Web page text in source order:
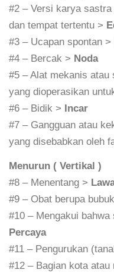
#2 – Versi karya
dan tempat tertentu >
#3 – Ucapan spontan >
#4 – Bercak > Noda
#5 – Alat mekanis
yang dioperasikan
#6 – Bidik > Incar
#7 – Gangguan atau
yang disebabkan oleh
Menurun ( Vertikal )
#8 – Menentang >
#9 – Obat berupa
#10 – Mengakui
Percaya
#11 – Pengurukan
#12 – Bagian kota